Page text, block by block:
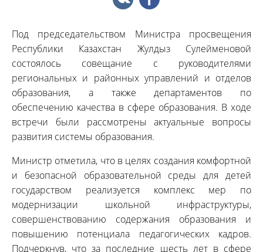
Под председательством Министра просвещения
Республики Казахстан Жулдыз Сулейменовой
состоялось совещание с руководителями
региональных и районных управлений и отделов
образования, а также департаментов по
обеспечению качества в сфере образования. В ходе
встречи были рассмотрены актуальные вопросы
развития системы образования.
Министр отметила, что в целях создания комфортной
и безопасной образовательной среды для детей
государством реализуется комплекс мер по
модернизации школьной инфраструктуры,
совершенствованию содержания образования и
повышению потенциала педагогических кадров.
Подчеркнув, что за последние шесть лет в сфере